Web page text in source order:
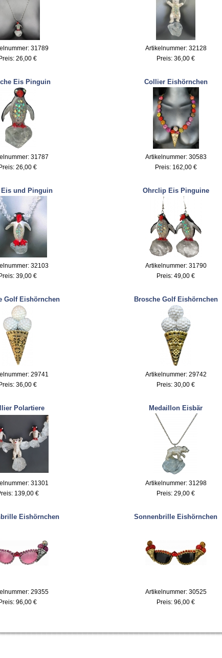
31789
26,00 €
Artikelnummer: 32128
Preis: 36,00 €
Eis Pinguin
31787
26,00 €
Collier Eishörnchen
Artikelnummer: 30583
Preis: 162,00 €
Eis und Pinguin
32103
39,00 €
Ohrclip Eis Pinguine
Artikelnummer: 31790
Preis: 49,00 €
Golf Eishörnchen
29741
36,00 €
Brosche Golf Eishörnchen
Artikelnummer: 29742
Preis: 30,00 €
Polartiere
31301
139,00 €
Medaillon Eisbär
Artikelnummer: 31298
Preis: 29,00 €
Eishörnchen
29355
96,00 €
Sonnenbrille Eishörnchen
Artikelnummer: 30525
Preis: 96,00 €